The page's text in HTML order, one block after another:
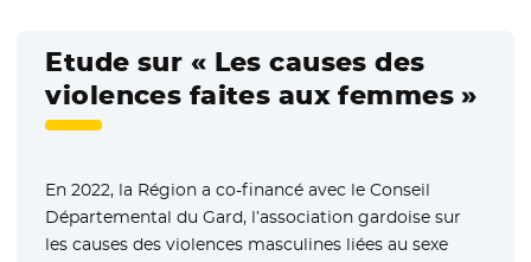
Etude sur « Les causes des
violences faites aux femmes »
En 2022, la Région a co-financé avec le Conseil
Départemental du Gard, l’association gardoise sur
les causes des violences masculines liées au sexe